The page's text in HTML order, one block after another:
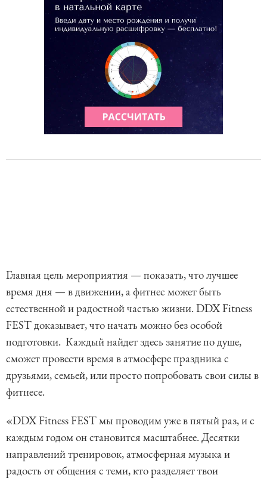
Главная цель мероприятия — показать, что лучшее
время дня — в движении, а фитнес может быть
естественной и радостной частью жизни. DDX Fitness
FEST доказывает, что начать можно без особой
подготовки. Каждый найдет здесь занятие по душе,
сможет провести время в атмосфере праздника с
друзьями, семьей, или просто попробовать свои силы в
фитнесе.
«DDX Fitness FEST мы проводим уже в пятый раз, и с
каждым годом он становится масштабнее. Десятки
направлений тренировок, атмосферная музыка и
радость от общения с теми, кто разделяет твои